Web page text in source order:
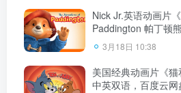
Nick Jr.英语动画片
Paddington 帕丁顿
集，1080P高清视
盘下载！
3月18日 10:38
美国经典动画片《
中英双语，百度云网